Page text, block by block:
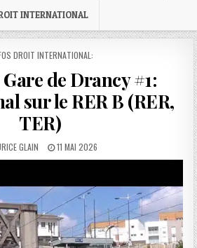
INTERNATIONAL
DROIT INTERNATIONAL:
de Drancy #1:
sur le RER B (RER,
TER)
GLAIN
PUBLISHED
DATE:
11 MAI 2026